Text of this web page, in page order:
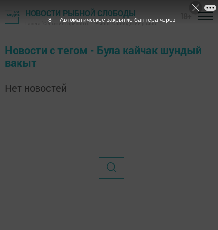
НОВОСТИ РЫБНОЙ СЛОБОДЫ
Газета "Сельские горизонты" - Рыбно-Слободский район
Новости с тегом - Була кайчак шундый
вакыт
Нет новостей
8 Автоматическое закрытие баннера через